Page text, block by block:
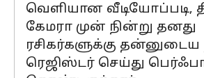
வெளியான வீடியோப்படி,
கேமரா முன் நின்று தனது
ரசிகர்களுக்கு தன்னுடைய
ரெஜிஸ்டர் செய்து